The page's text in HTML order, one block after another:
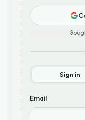
Sign in
Email